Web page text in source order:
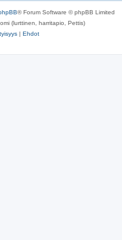
® Forum Software © phpBB Limited
(lurttinen, harritapio, Pettis)
| Ehdot